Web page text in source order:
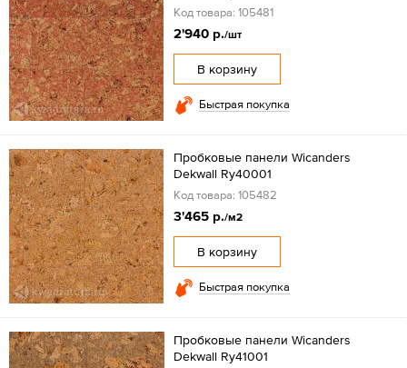
Код товара: 105481
2'940 р./шт
В корзину
Быстрая покупка
Пробковые панели Wicanders
Dekwall Ry40001
Код товара: 105482
3'465 р./м2
В корзину
Быстрая покупка
Пробковые панели Wicanders
Dekwall Ry41001